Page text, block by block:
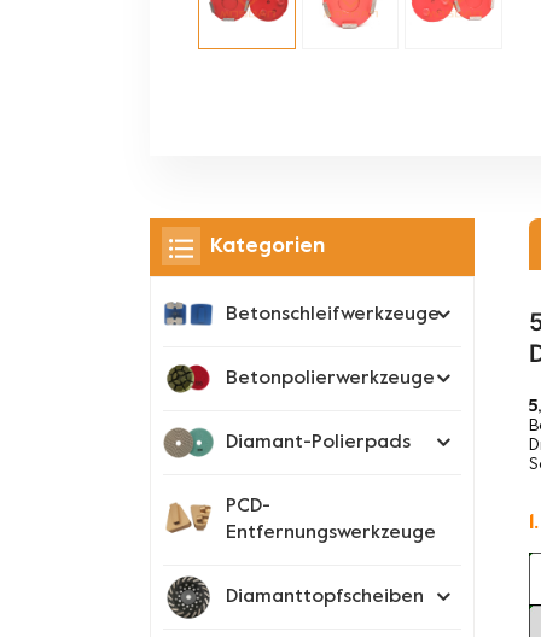
Kategorien
Betonschleifwerkzeuge
Betonpolierwerkzeuge
Diamant-Polierpads
PCD-
Entfernungswerkzeuge
Diamanttopfscheiben